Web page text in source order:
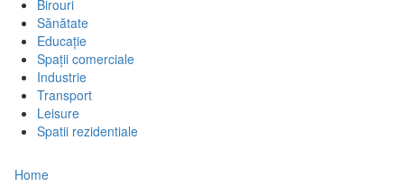
Birouri
Sănătate
Educație
Spații comerciale
Industrie
Transport
Leisure
Spatii rezidentiale
Home